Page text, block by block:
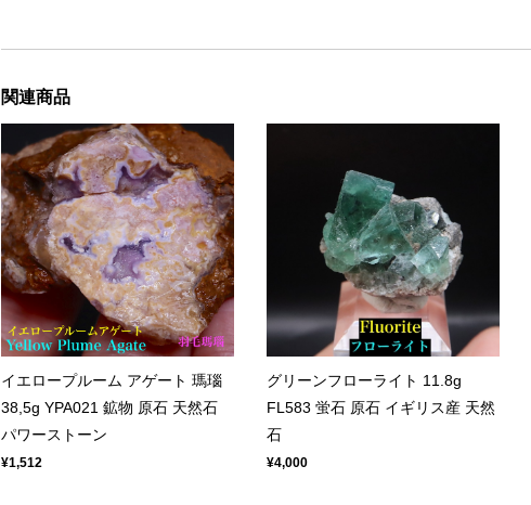
関連商品
イエロープルーム アゲート 瑪瑙
38,5g YPA021 鉱物 原石 天然石
パワーストーン
¥1,512
グリーンフローライト 11.8g
FL583 蛍石 原石 イギリス産 天然
石
¥4,000